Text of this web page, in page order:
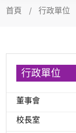
首頁 行政單位
行政單位
董事會
校長室